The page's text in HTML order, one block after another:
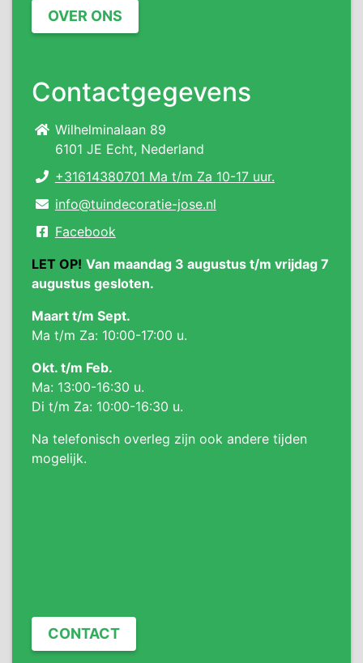
OVER ONS
Contactgegevens
Wilhelminalaan 89
6101 JE Echt, Nederland
+31614380701 Ma t/m Za 10-17 uur.
info@tuindecoratie-jose.nl
Facebook
LET OP! Van maandag 3 augustus t/m vrijdag 7
augustus gesloten.
Maart t/m Sept.
Ma t/m Za: 10:00-17:00 u.
Okt. t/m Feb.
Ma: 13:00-16:30 u.
Di t/m Za: 10:00-16:30 u.
Na telefonisch overleg zijn ook andere tijden
mogelijk.
CONTACT